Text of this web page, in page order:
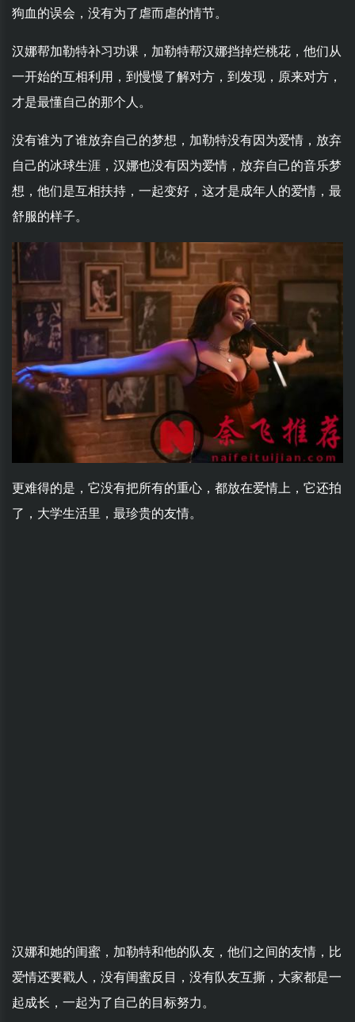
狗血的误会，没有为了虐而虐的情节。
汉娜帮加勒特补习功课，加勒特帮汉娜挡掉烂桃花，他们从
一开始的互相利用，到慢慢了解对方，到发现，原来对方，
才是最懂自己的那个人。
没有谁为了谁放弃自己的梦想，加勒特没有因为爱情，放弃
自己的冰球生涯，汉娜也没有因为爱情，放弃自己的音乐梦
想，他们是互相扶持，一起变好，这才是成年人的爱情，最
舒服的样子。
更难得的是，它没有把所有的重心，都放在爱情上，它还拍
了，大学生活里，最珍贵的友情。
汉娜和她的闺蜜，加勒特和他的队友，他们之间的友情，比
爱情还要戳人，没有闺蜜反目，没有队友互撕，大家都是一
起成长，一起为了自己的目标努力。